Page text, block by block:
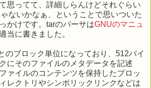
思ってて、詳細しらんけどそれぐらい
ないかなぁ、ということで思いついた
かけです。tarのパーサはGNUのマニュ
当に書きました。
のブロック単位になっており、512バイ
にそのファイルのメタデータを記述
ァイルのコンテンツを保持したブロッ
レクトリやシンボリックリンクなどは